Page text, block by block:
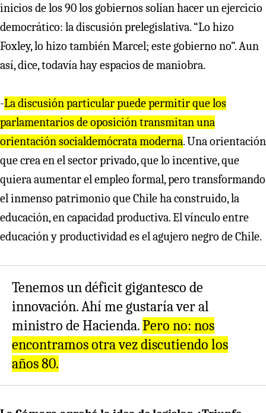
inicios de los 90 los gobiernos solían hacer un ejercicio
democrático: la discusión prelegislativa. “Lo hizo
Foxley, lo hizo también Marcel; este gobierno no”. Aun
así, dice, todavía hay espacios de maniobra.
-La discusión particular puede permitir que los
parlamentarios de oposición transmitan una
orientación socialdemócrata moderna. Una orientación
que crea en el sector privado, que lo incentive, que
quiera aumentar el empleo formal, pero transformando
el inmenso patrimonio que Chile ha construido, la
educación, en capacidad productiva. El vínculo entre
educación y productividad es el agujero negro de Chile.
Tenemos un déficit gigantesco de
innovación. Ahí me gustaría ver al
ministro de Hacienda.Pero no: nos
encontramos otra vez discutiendo los
años 80.